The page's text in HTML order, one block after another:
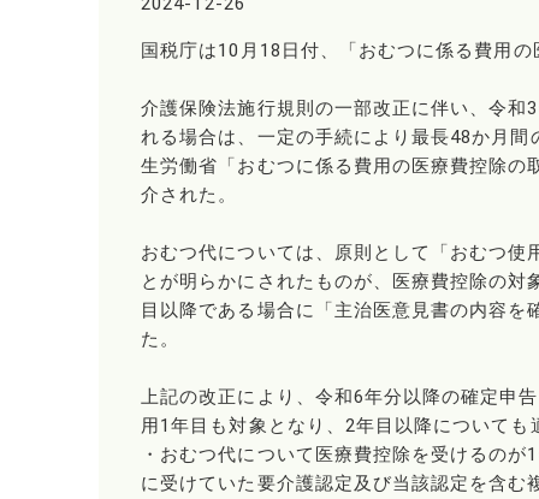
国税庁は10月18日付、「おむつに係る費用
介護保険法施行規則の一部改正に伴い、令和
れる場合は、一定の手続により最長48か月
生労働省「おむつに係る費用の医療費控除
介された。
おむつ代については、原則として「おむつ使
とが明らかにされたものが、医療費控除の
目以降である場合に「主治医意見書の内容
た。
上記の改正により、令和6年分以降の確定申
用1年目も対象となり、2年目以降についても
・おむつ代について医療費控除を受けるの
に受けていた要介護認定及び当該認定を含